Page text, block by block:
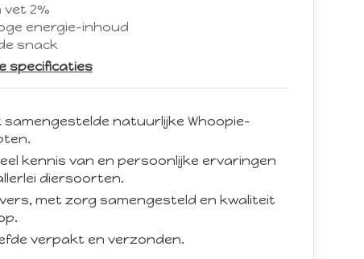
vet 2%
energie-inhoud
snack
specificaties
samengestelde natuurlijke Whoopie-
kennis van en persoonlijke ervaringen
diersoorten.
met zorg samengesteld en kwaliteit
verpakt en verzonden.